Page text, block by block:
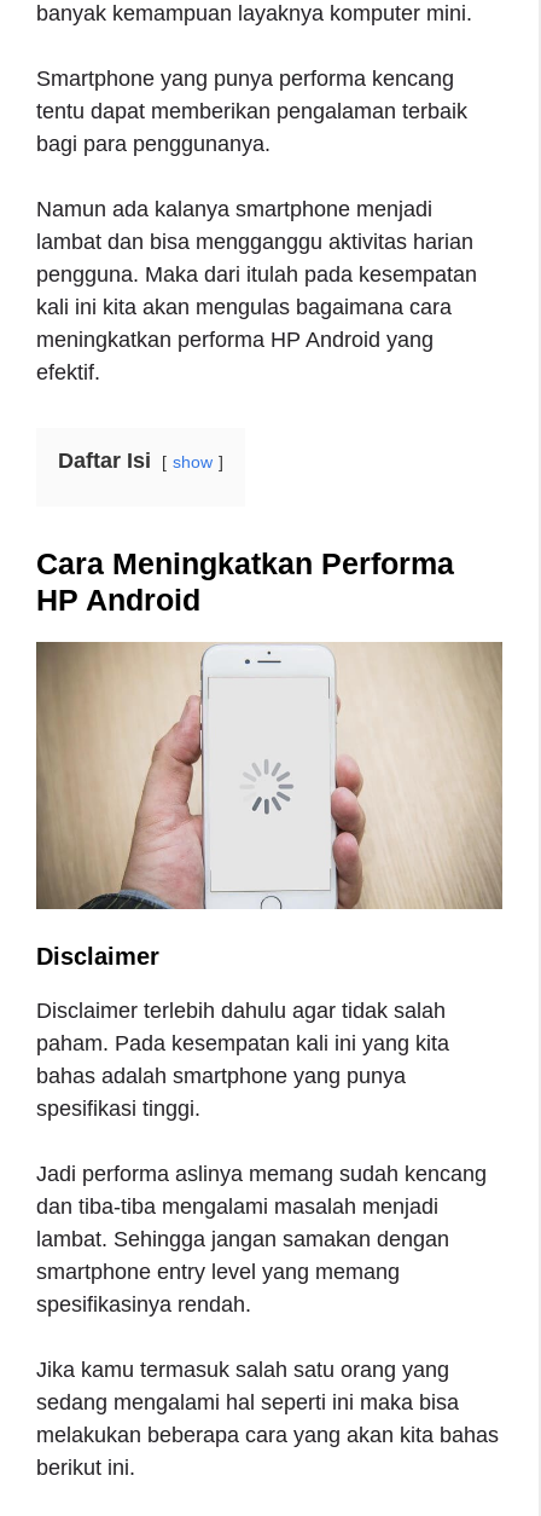
banyak kemampuan layaknya komputer mini.
Smartphone yang punya performa kencang
tentu dapat memberikan pengalaman terbaik
bagi para penggunanya.
Namun ada kalanya smartphone menjadi
lambat dan bisa mengganggu aktivitas harian
pengguna. Maka dari itulah pada kesempatan
kali ini kita akan mengulas bagaimana cara
meningkatkan performa HP Android yang
efektif.
Daftar Isi show
Cara Meningkatkan Performa
HP Android
Disclaimer
Disclaimer terlebih dahulu agar tidak salah
paham. Pada kesempatan kali ini yang kita
bahas adalah smartphone yang punya
spesifikasi tinggi.
Jadi performa aslinya memang sudah kencang
dan tiba-tiba mengalami masalah menjadi
lambat. Sehingga jangan samakan dengan
smartphone entry level yang memang
spesifikasinya rendah.
Jika kamu termasuk salah satu orang yang
sedang mengalami hal seperti ini maka bisa
melakukan beberapa cara yang akan kita bahas
berikut ini.